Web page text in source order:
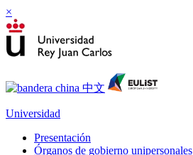
×
Universidad
Presentación
Órganos de gobierno unipersonales